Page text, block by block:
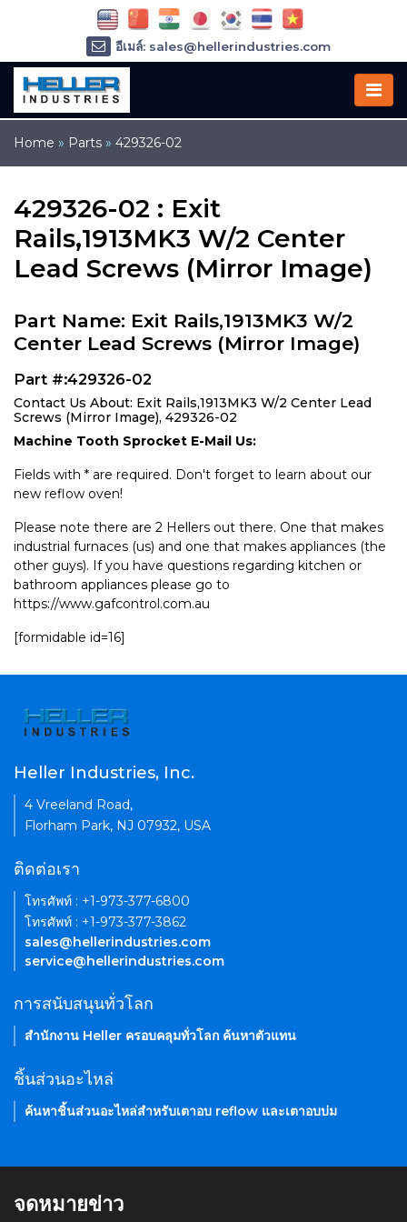
Home » Parts » 429326-02
429326-02 : Exit
Rails,1913MK3 W/2 Center
Lead Screws (Mirror Image)
Part Name: Exit Rails,1913MK3 W/2
Center Lead Screws (Mirror Image)
Part #:429326-02
Contact Us About: Exit Rails,1913MK3 W/2 Center Lead
Screws (Mirror Image), 429326-02
Machine Tooth Sprocket E-Mail Us:
Fields with * are required. Don't forget to learn about our
new reflow oven!
Please note there are 2 Hellers out there. One that makes
industrial furnaces (us) and one that makes appliances (the
other guys). If you have questions regarding kitchen or
bathroom appliances please go to
https://www.gafcontrol.com.au
[formidable id=16]
อีเมล์: sales@hellerindustries.com
อีเมล์: service@hellerindustries.com
โทรศัพท์ :
Heller Industries, Inc.
4 Vreeland Road,
Florham Park, NJ 07932, USA
ติดต่อเรา
โทรศัพท์ : +1-973-377-6800
โทรศัพท์ : +1-973-377-3862
sales@hellerindustries.com
service@hellerindustries.com
การสนับสนุนทั่วโลก
สำนักงาน Heller ครอบคลุมทั่วโลก ค้นหาตัวแทน
ชิ้นส่วนอะไหล่
ค้นหาชิ้นส่วนอะไหล่สำหรับเตาอบ reflow และเตาอบบ่ม
จดหมายข่าว